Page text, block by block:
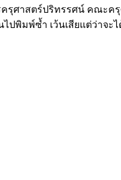
รุศาสตร์ปริทรรศน์ คณะ
ปพิมพ์ซ้ำ เว้นเสียแต่ว่าจ